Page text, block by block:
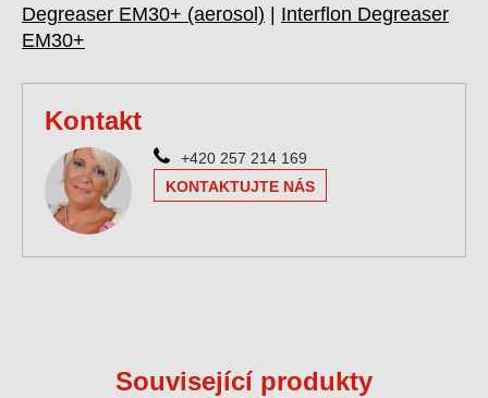
Degreaser EM30+ (aerosol)
Interflon Degreaser
EM30+
Kontakt
+420 257 214 169
KONTAKTUJTE NÁS
Související produkty